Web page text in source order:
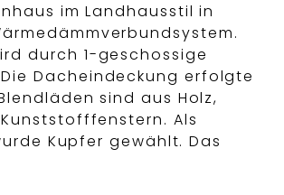
im Landhausstil in
durch 1-geschossige
Dacheindeckung erfolgte
sind aus Holz,
Als
Kupfer gewählt. Das